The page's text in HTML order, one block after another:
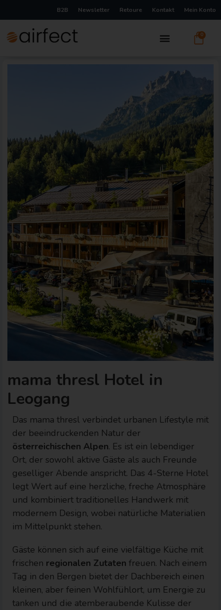
B2B Newsletter Retoure Kontakt Mein Konto
0
mama thresl Hotel in
Leogang
Das mama thresl verbindet urbanen Lifestyle mit
der beeindruckenden Natur der
österreichischen Alpen. Es ist ein lebendiger
Ort, der sowohl aktive Gäste als auch Freunde
geselliger Abende anspricht. Das 4-Sterne Hotel
legt Wert auf eine herzliche, freche Atmosphäre
und kombiniert traditionelles Handwerk mit
modernem Design, wobei natürliche Materialien
im Mittelpunkt stehen.
Gäste können sich auf eine vielfältige Küche mit
frischen regionalen Zutaten freuen. Nach einem
Tag in den Bergen bietet der Dachbereich einen
kleinen, aber feinen Wohlfühlort, um Energie zu
tanken und die atemberaubende Kulisse der